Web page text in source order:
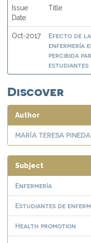
Issue
Date
Title
Oct-2017
Efecto de
enfermería
percibida
Discover
Author
MARÍA TERESA
Subject
Enfermería
Estudiantes de
Health promotion